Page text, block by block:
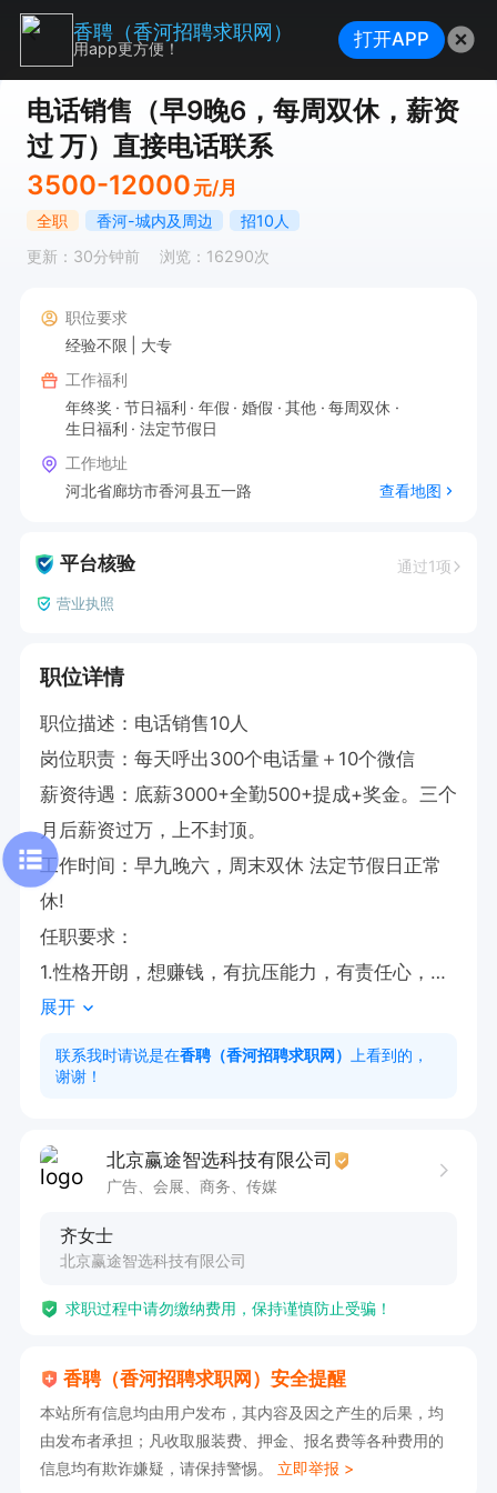
电话销售（早9晚6，每周双休，薪资
过 万）直接电话联系
3500-12000 元/月
全职 香河-城内及周边
招10人
更新：30分钟前
浏览：16290次
职位要求
经验不限
大专
工作福利
年终奖
节日福利 年假 婚假 其他
每周双休
生日福利
法定节假日
工作地址
河北省廊坊市香河县五一路
查看地图
平台核验 通过1项
营业执照
职位详情
职位描述：电话销售10人
岗位职责：每天呼出300个电话量＋10个微信
薪资待遇：底薪3000+全勤500+提成+奖金。三个
月后薪资过万，上不封顶。
工作时间：早九晚六，周末双休 法定节假日正常
休!
任职要求：
1.性格开朗，想赚钱，有抗压能力，有责任心，有
良好的服务意识及耐心。
2.有较强的沟通表达能力，普通话流利，有上进
心。
展开
联系我时请说是在香聘（香河招聘求职网）
上看到的，
谢谢！
北京赢途智选科技有限公司
广告、会展、商务、传媒
齐女士
北京赢途智选科技有限公司
求职过程中请勿缴纳费用，保持谨慎防止受骗！
香聘（香河招聘求职网）安全提醒
本站所有信息均由用户发布，其内容及因之产生的后果，均
由发布者承担；凡收取服装费、押金、报名费等各种费用的
信息均有欺诈嫌疑，请保持警惕。 立即举报 >
香聘（香河招聘求职网）
用app更方便！ 打开APP